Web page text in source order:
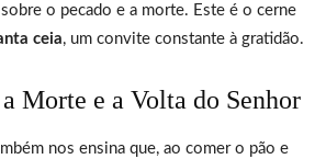
o pecado e a morte. Este é o cerne
ceia, um convite constante à gratidão.
Morte e a Volta do Senhor
nos ensina que, ao comer o pão e